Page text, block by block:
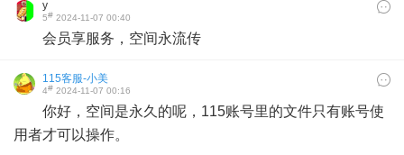
y
5# 2024-11-07 00:40
会员享服务，空间永流传
115客服-小美
4# 2024-11-07 00:16
你好，空间是永久的呢，115账号里的文件只有账号使
用者才可以操作。